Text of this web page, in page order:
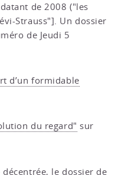
de 2008 ("les
Strauss"]. Un dossier
de Jeudi 5
d’un formidable
du regard" sur
décentrée, le dossier de